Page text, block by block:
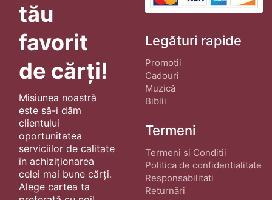
tău
favorit
de cărți!
Misiunea noastră
este să-i dăm
clientului
oportunitatea
serviciilor de calitate
în achiziționarea
celei mai bune cărți.
Alege cartea ta
Legături rapide
Promoții
Cadouri
Muzică
Biblii
Termeni
Termeni si Conditii
Politica de confidentialitate
Responsabilitati
Returnări